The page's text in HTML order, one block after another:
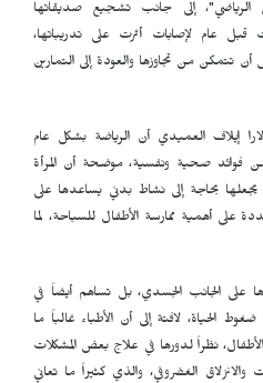
الرياضي"، إلى جانب تشجيع صديقاتها
قبل عام لإصابات أثرت على تدريباتها،
تتمكن من تجاوزها والعودة إلى التمارين
إيلاف العميدي أن الرياضة بشكل عام
من فوائد صحية ونفسية، موضحة أن المرأة
بحاجة إلى نشاط بدني يساعدها على
على أهمية ممارسة الأطفال للسباحة، لما
على الجانب الجسدي، بل تساهم أيضاً في
الحياة، لافتة إلى أن الأطباء غالباً ما
نظراً لدورها في علاج بعض المشكلات
الغضروفي، والذي كثيراً ما تعاني